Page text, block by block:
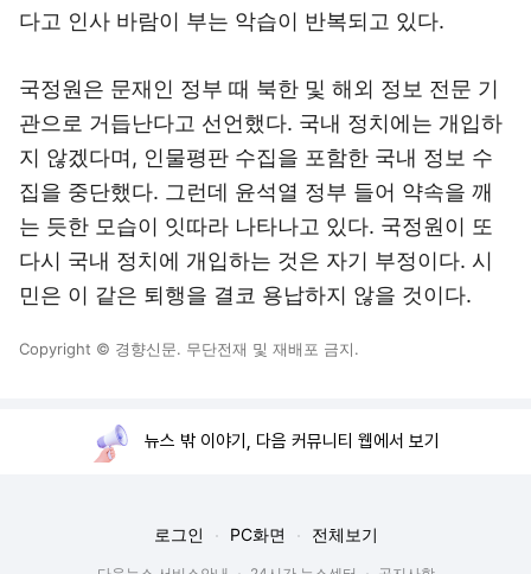
다고 인사 바람이 부는 악습이 반복되고 있다.
국정원은 문재인 정부 때 북한 및 해외 정보 전문 기
관으로 거듭난다고 선언했다. 국내 정치에는 개입하
지 않겠다며, 인물평판 수집을 포함한 국내 정보 수
집을 중단했다. 그런데 윤석열 정부 들어 약속을 깨
는 듯한 모습이 잇따라 나타나고 있다. 국정원이 또
다시 국내 정치에 개입하는 것은 자기 부정이다. 시
민은 이 같은 퇴행을 결코 용납하지 않을 것이다.
Copyright © 경향신문. 무단전재 및 재배포 금지.
뉴스 밖 이야기, 다음 커뮤니티 웹에서 보기
로그인 PC화면 전체보기